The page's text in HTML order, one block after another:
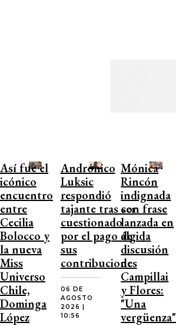
Así fue el
icónico
encuentro
entre
Cecilia
Bolocco y
la nueva
Miss
Universo
Chile,
Dominga
López
Andrónico
Luksic
respondió
tajante tras ser
cuestionado
por el pago de
sus
contribuciones
06 DE
AGOSTO
2026 |
10:56
Mónica
Rincón
indignada
con frase
lanzada en
álgida
discusión
de
Campillai
y Flores:
"Una
vergüenza"